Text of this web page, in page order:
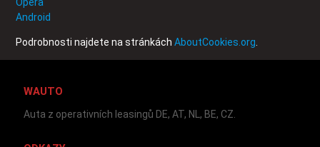
Opera
Android
Podrobnosti najdete na stránkáchAboutCookies.org.
WAUTO
Auta z operativních leasingů DE, AT, NL, BE, CZ.